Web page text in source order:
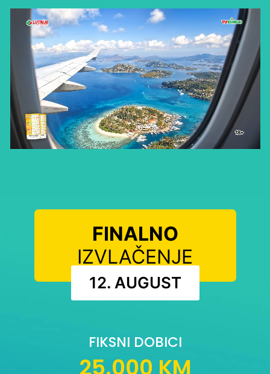
FINALNO
IZVLAČENJE
12. AUGUST
FIKSNI DOBICI
25.000 KM